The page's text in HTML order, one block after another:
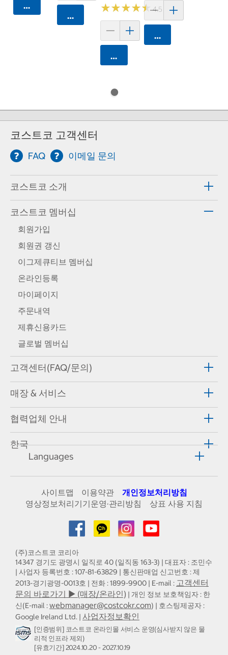
카트에 담기
카트에 담기
★★★★★
★★★★★4.5 (6)
카트에 담기
카트에 담기
코스트코 고객센터
FAQ 이메일 문의
코스트코 소개
코스트코 멤버십
회원가입
회원권 갱신
이그제큐티브 멤버십
온라인등록
마이페이지
주문내역
제휴신용카드
글로벌 멤버십
고객센터(FAQ/문의)
매장 & 서비스
협력업체 안내
한국
Languages
사이트맵 이용약관
개인정보처리방침
영상정보처리기기운영·관리방침
상표 사용 지침
(주)코스트코 코리아
14347 경기도 광명시 일직로 40 (일직동 163-3) | 대표자 : 조민수
| 사업자 등록번호 : 107-81-63829 | 통신판매업 신고번호 : 제
2013-경기광명-0013호 | 전화 : 1899-9900 | E-mail : 고객센터
문의 바로가기 ▶ (매장/온라인) | 개인 정보 보호책임자 : 한
신(E-mail :webmanager@costcokr.com) | 호스팅제공자 :
Google Ireland Ltd. | 사업자정보확인
[인증범위] 코스트코 온라인몰 서비스 운영(심사받지 않은 물
리적 인프라 제외)
[유효기간] 2024.10.20 - 2027.10.19